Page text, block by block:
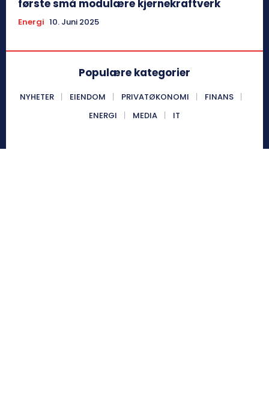
første små modulære kjernekraftverk
Energi 10. Juni 2025
Populære kategorier
NYHETER EIENDOM PRIVATØKONOMI
FINANS
ENERGI
MEDIA IT